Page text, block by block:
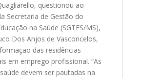
questionou ao
Secretaria de Gestão do
na Saúde (SGTES/MS),
Dos Anjos de Vasconcelos,
das residências
em emprego profissional. “As
devem ser pautadas na